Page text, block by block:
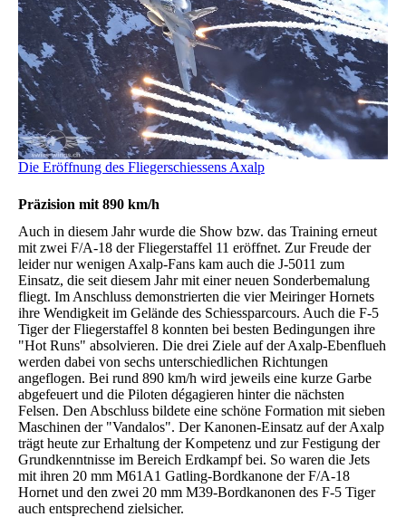
Die Eröffnung des Fliegerschiessens Axalp
Präzision mit 890 km/h
Auch in diesem Jahr wurde die Show bzw. das Training erneut
mit zwei F/A-18 der Fliegerstaffel 11 eröffnet. Zur Freude der
leider nur wenigen Axalp-Fans kam auch die J-5011 zum
Einsatz, die seit diesem Jahr mit einer neuen Sonderbemalung
fliegt. Im Anschluss demonstrierten die vier Meiringer Hornets
ihre Wendigkeit im Gelände des Schiessparcours. Auch die F-5
Tiger der Fliegerstaffel 8 konnten bei besten Bedingungen ihre
"Hot Runs" absolvieren. Die drei Ziele auf der Axalp-Ebenflueh
werden dabei von sechs unterschiedlichen Richtungen
angeflogen. Bei rund 890 km/h wird jeweils eine kurze Garbe
abgefeuert und die Piloten dégagieren hinter die nächsten
Felsen. Den Abschluss bildete eine schöne Formation mit sieben
Maschinen der "Vandalos". Der Kanonen-Einsatz auf der Axalp
trägt heute zur Erhaltung der Kompetenz und zur Festigung der
Grundkenntnisse im Bereich Erdkampf bei. So waren die Jets
mit ihren 20 mm M61A1 Gatling-Bordkanone der F/A-18
Hornet und den zwei 20 mm M39-Bordkanonen des F-5 Tiger
auch entsprechend zielsicher.